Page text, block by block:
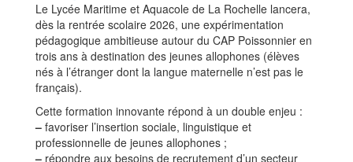
Le Lycée Maritime et Aquacole de La Rochelle lancera,
dès la rentrée scolaire 2026, une expérimentation
pédagogique ambitieuse autour du CAP Poissonnier en
trois ans à destination des jeunes allophones (élèves
nés à l’étranger dont la langue maternelle n’est pas le
français).
Cette formation innovante répond à un double enjeu :
– favoriser l’insertion sociale, linguistique et
professionnelle de jeunes allophones ;
– répondre aux besoins de recrutement d’un secteur